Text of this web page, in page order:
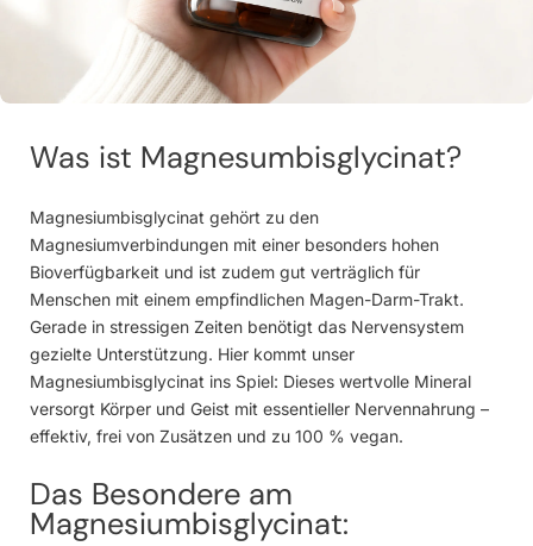
Was ist Magnesumbisglycinat?
Magnesiumbisglycinat gehört zu den
Magnesiumverbindungen mit einer besonders hohen
Bioverfügbarkeit und ist zudem gut verträglich für
Menschen mit einem empfindlichen Magen-Darm-Trakt.
Gerade in stressigen Zeiten benötigt das Nervensystem
gezielte Unterstützung. Hier kommt unser
Magnesiumbisglycinat ins Spiel: Dieses wertvolle Mineral
versorgt Körper und Geist mit essentieller Nervennahrung –
effektiv, frei von Zusätzen und zu 100 % vegan.
Das Besondere am
Magnesiumbisglycinat: